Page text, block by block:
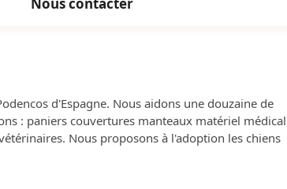
d'Espagne. Nous aidons une douzaine de
: paniers couvertures manteaux matériel médical
Nous proposons à l'adoption les chiens